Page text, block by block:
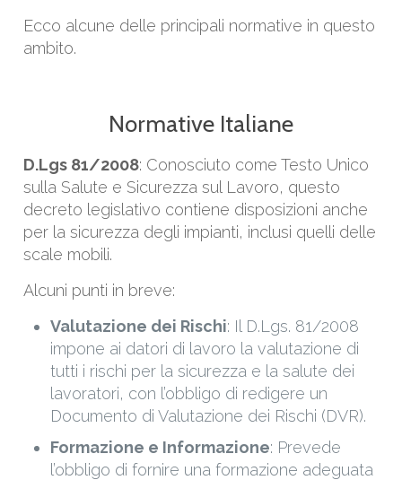
Ecco alcune delle principali normative in questo
ambito.
Normative Italiane
D.Lgs 81/2008: Conosciuto come Testo Unico
sulla Salute e Sicurezza sul Lavoro, questo
decreto legislativo contiene disposizioni anche
per la sicurezza degli impianti, inclusi quelli delle
scale mobili.
Alcuni punti in breve:
Valutazione dei Rischi: Il D.Lgs. 81/2008
impone ai datori di lavoro la valutazione di
tutti i rischi per la sicurezza e la salute dei
lavoratori, con l’obbligo di redigere un
Documento di Valutazione dei Rischi (DVR).
Formazione e Informazione: Prevede
l’obbligo di fornire una formazione adeguata